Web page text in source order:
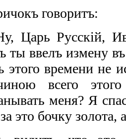
говоритъ:
Царь Русскій,
ты ввелъ измену
этого времени не
всего
меня? Я
это бочку золота,